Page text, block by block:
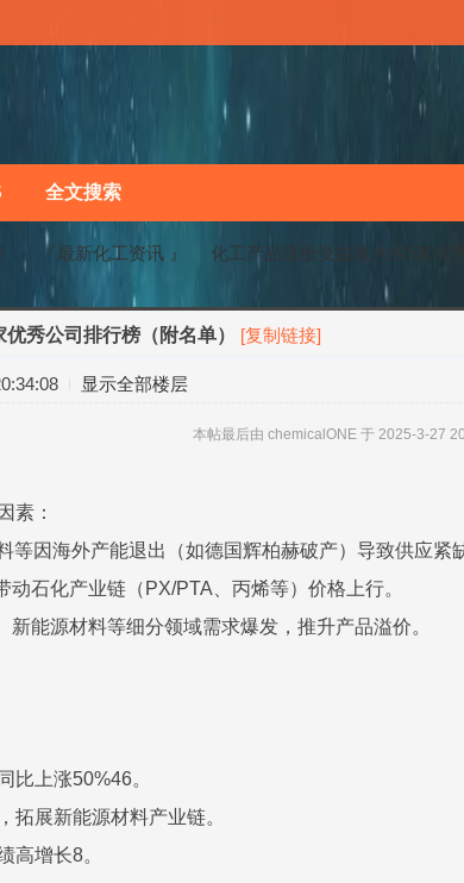
全文搜索
『最新化工资讯 』
化工产品涨价受益最大的5家优
秀公司排行榜（附名单） [复制链接]
显示全部楼层
本帖最后由 chemicalONE 于 2025-3-27
素：
等因海外产能退出（如德国辉柏赫破产）导致供应紧
动石化产业链（PX/PTA、丙烯等）价格上行。
能源材料等细分领域需求爆发，推升产品溢价。
比上涨50%46。
拓展新能源材料产业链。
高增长8。